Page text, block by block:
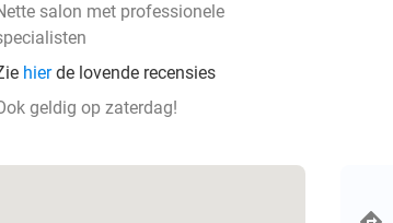
salon met professionele
hierde lovende recensies
geldig op zaterdag!